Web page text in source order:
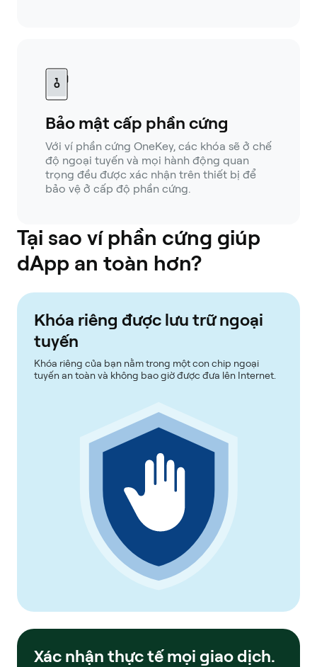
Bảo mật cấp phần cứng
Với ví phần cứng OneKey, các khóa sẽ ở chế
độ ngoại tuyến và mọi hành động quan
trọng đều được xác nhận trên thiết bị để
bảo vệ ở cấp độ phần cứng.
Tại sao ví phần cứng giúp
dApp an toàn hơn?
Khóa riêng được lưu trữ ngoại
tuyến
Khóa riêng của bạn nằm trong một con chip ngoại
tuyến an toàn và không bao giờ được đưa lên Internet.
Xác nhận thực tế mọi giao dịch.